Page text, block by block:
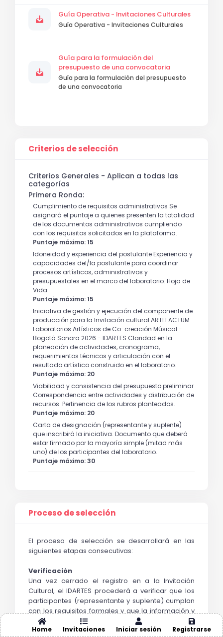
Guía Operativa - Invitaciones Culturales
Guía Operativa - Invitaciones Culturales
Guía para la formulación del
presupuesto de una convocatoria
Guía para la formulación del presupuesto
de una convocatoria
Criterios de selección
Criterios Generales - Aplican a todas las
categorías
Primera Ronda:
Cumplimiento de requisitos administrativos Se
asignará el puntaje a quienes presenten la totalidad
de los documentos administrativos cumpliendo
con los requisitos solicitados en la plataforma.
Puntaje máximo: 15
Idoneidad y experiencia del postulante Experiencia y
capacidades del/la postulante para coordinar
procesos artísticos, administrativos y
presupuestales en el marco del laboratorio. Hoja de
Vida
Puntaje máximo: 15
Iniciativa de gestión y ejecución del componente de
producción para la Invitación cultural ARTEFACTUM -
Laboratorios Artísticos de Co-creación Músical -
Bogotá Sonora 2026 - IDARTES Claridad en la
planeación de actividades, cronograma,
requerimientos técnicos y articulación con el
resultado artístico construido en el laboratorio.
Puntaje máximo: 20
Viabilidad y consistencia del presupuesto preliminar
Correspondencia entre actividades y distribución de
recursos. Pertinencia de los rubros planteados.
Puntaje máximo: 20
Carta de designación (representante y suplente)
que inscribirá la iniciativa. Documento que deberá
estar firmado por la mayoría simple (mitad más
uno) de los participantes del laboratorio.
Puntaje máximo: 30
Proceso de selección
El proceso de selección se desarrollará en las
siguientes etapas consecutivas:
Verificación
Una vez cerrado el registro en a la Invitación
Cultural, el IDARTES procederá a verificar que los
participantes (representante y suplente) cumplan
con los requisitos formales y que la información y
la documentación administrativa y técnica, esté
completa, sea accesibles y legibles.
Home Invitaciones Iniciar sesión Registrarse